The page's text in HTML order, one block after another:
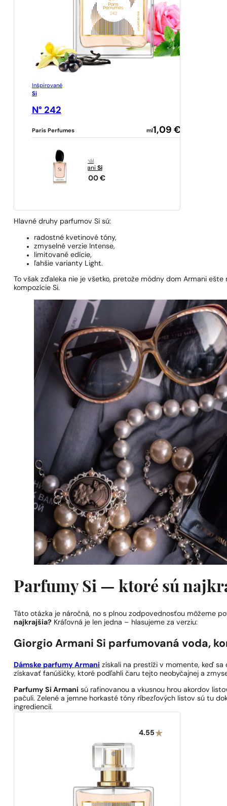
Inšpirované
Si
N° 242
Paris Perfumes ml 1,09 €
originál
Armani Si
124,00 €
Hlavné druhy parfumov Si sú:
radostné kvetinové tóny,
zmyselné verzie Intense,
limitované edície,
ľahšie varianty Light.
To však zďaleka nie je všetko, pretože módny dom Armani
kompozície Si.
Parfumy Si — ktoré sú
Táto otázka je náročná, no s plnou zodpovednosťou môžeme
najkrajšia? Kráľovná je len jedna – hlasujeme za verziu:
Giorgio Armani Si parfumovaná voda,
Dámske parfumy Armani získali na prestíži v momente, keď sa
získavať fanúšičky, ktoré podľahli čaru tejto neobyčajnej a
Parfumy Si Armani sú rafinovanou a vkusnou hrou akordov
pačuli. Zelené a jemne horkasté tóny ríbezľových listov sú tu
ingrediencií.
4.55